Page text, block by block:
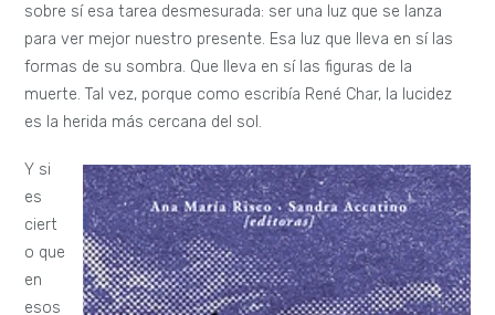
sobre sí esa tarea desmesurada: ser una luz que se lanza
para ver mejor nuestro presente. Esa luz que lleva en sí las
formas de su sombra. Que lleva en sí las figuras de la
muerte. Tal vez, porque como escribía René Char, la lucidez
es la herida más cercana del sol.
Y si
es
ciert
o que
en
esos